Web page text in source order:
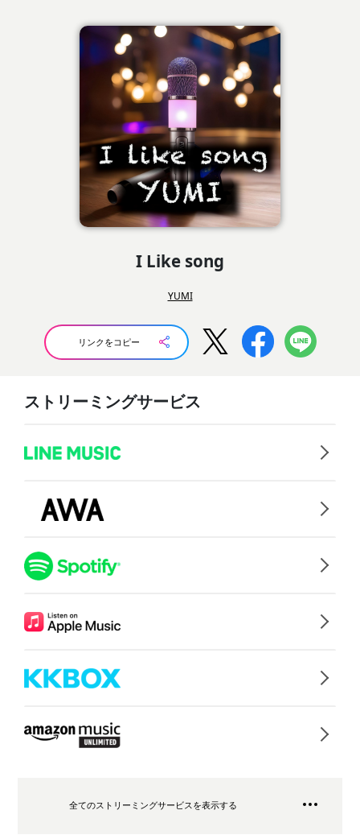
I Like song
YUMI
リンクをコピー
ストリーミングサービス
全てのストリーミングサービスを表示する